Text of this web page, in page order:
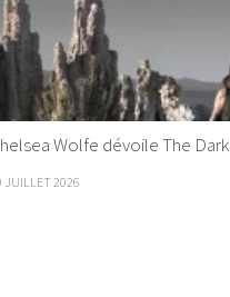
Wolfe dévoile The Dark
JUILLET 2026